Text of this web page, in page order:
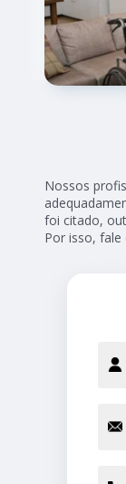
Nossos
foi citado,
Por isso, fale